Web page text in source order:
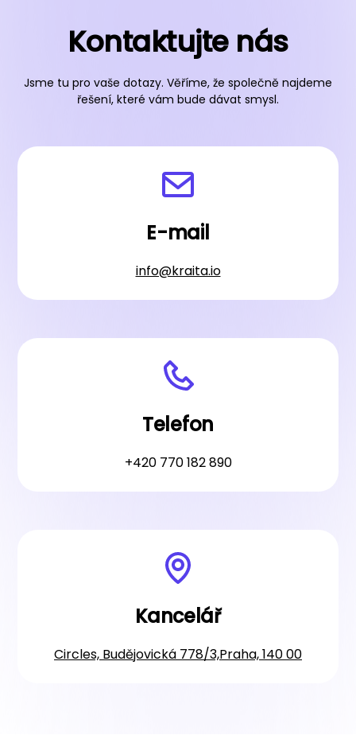
Kontaktujte nás
Jsme tu pro vaše dotazy. Věříme, že společně najdeme
řešení, které vám bude dávat smysl.
E-mail
info@kraita.io
Telefon
+420 770 182 890
Kancelář
Circles, Budějovická 778/3,Praha, 140 00